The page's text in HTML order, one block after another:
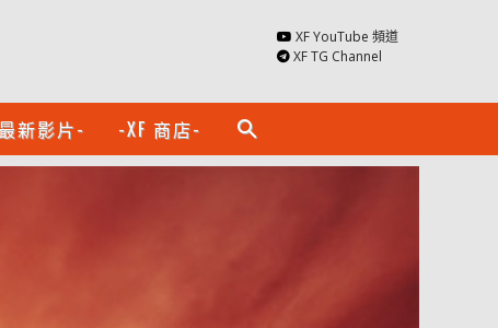
XF YouTube 頻道
XF TG Channel
新影片- -XF 商店- search